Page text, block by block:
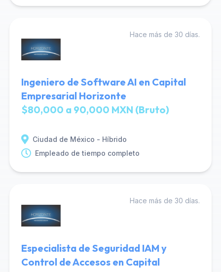
Hace más de 30 días.
Ingeniero de Software AI en Capital
Empresarial Horizonte
$80,000 a 90,000 MXN (Bruto)
Ciudad de México - Híbrido
Empleado de tiempo completo
Hace más de 30 días.
Especialista de Seguridad IAM y
Control de Accesos en Capital